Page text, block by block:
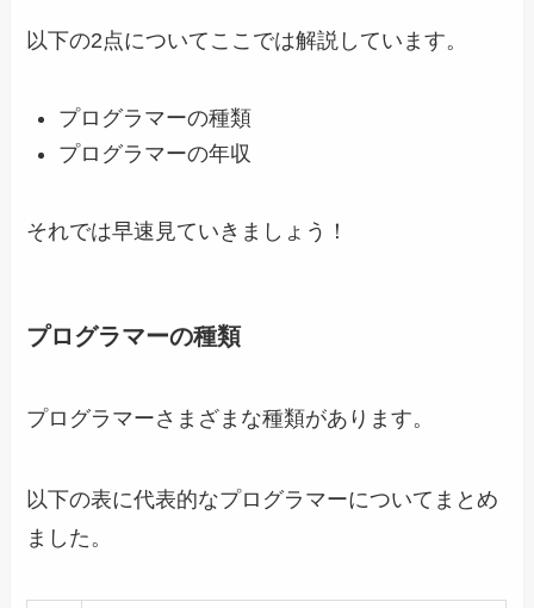
以下の2点についてここでは解説しています。
プログラマーの種類
プログラマーの年収
それでは早速見ていきましょう！
プログラマーの種類
プログラマーさまざまな種類があります。
以下の表に代表的なプログラマーについてまとめ
ました。